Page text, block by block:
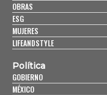
OBRAS
ESG
MUJERES
LIFEANDSTYLE
Política
GOBIERNO
MÉXICO